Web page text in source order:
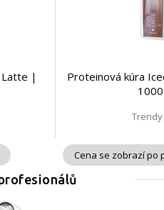
Latte |
Proteinová kúra
Cena se zobrazí po